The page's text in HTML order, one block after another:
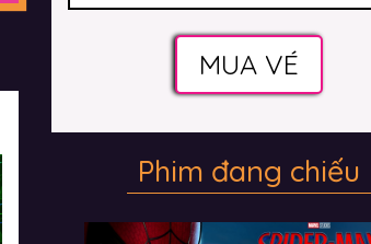
MUA VÉ
Phim đang chiếu